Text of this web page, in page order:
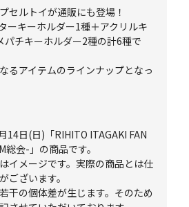
セルトイが通販にも登場！
ーキーホルダー1種＋アクリルキ
パチキーホルダー2種の計6種で
るアイテムのラインナップとなっ
日(日)「RIHITO ITAGAKI FAN
会-」の商品です。
イメージです。実際の商品とは仕
ございます。
干の個体差が生じます。そのため